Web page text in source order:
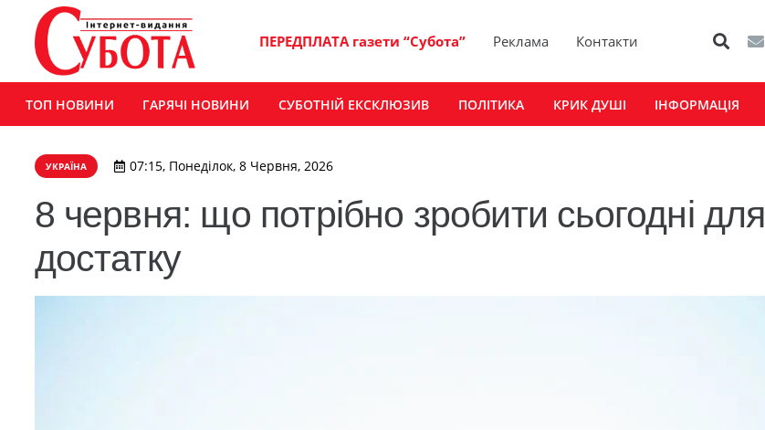
ПЕРЕДПЛАТА газети “Субота” Реклама Контакти
ТОП НОВИНИ ГАРЯЧІ НОВИНИ СУБОТНІЙ ЕКСКЛЮЗИВ ПОЛІТИКА КРИК ДУШІ ІНФОРМАЦІЯ
УКРАЇНА 07:15, Понеділок, 8 Червня, 2026
8 червня: що потрібно зробити сьогодні для
достатку